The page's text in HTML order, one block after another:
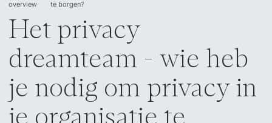
Het privacy
dreamteam - wie heb
je nodig om privacy in
je organisatie te
overview
te borgen?